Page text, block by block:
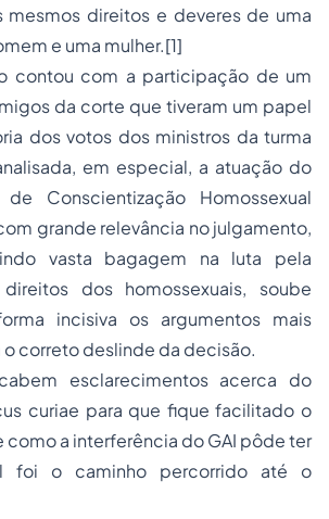
mesmos direitos e deveres de uma
e uma mulher.[1]
contou com a participação de um
da corte que tiveram um papel
dos votos dos ministros da turma
em especial, a atuação do
Conscientização Homossexual
grande relevância no julgamento,
vasta bagagem na luta pela
dos homossexuais, soube
incisiva os argumentos mais
correto deslinde da decisão.
esclarecimentos acerca do
curiae para que fique facilitado o
a interferência do GAI pôde ter
foi o caminho percorrido até o